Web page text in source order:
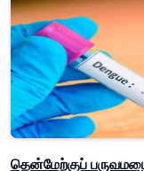
தென்மேற்குப்